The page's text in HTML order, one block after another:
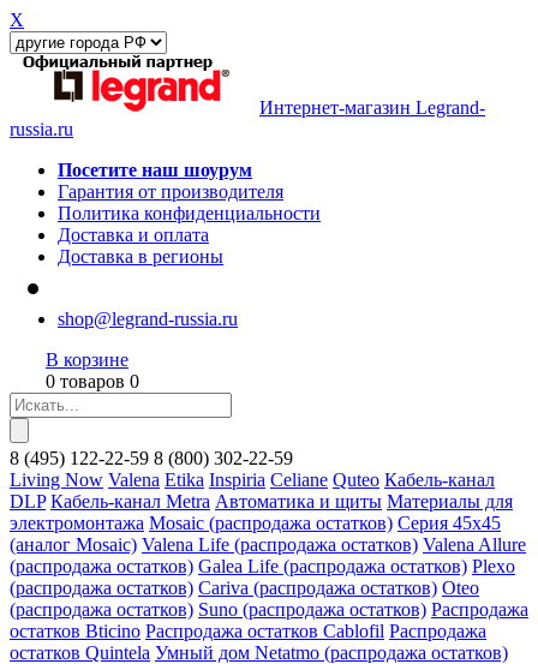
X
Интернет-магазин Legrand-
russia.ru
Посетите наш шоурум
Гарантия от производителя
Политика конфиденциальности
Доставка и оплата
Доставка в регионы
shop@legrand-russia.ru
В корзине
0 товаров 0
8 (495) 122-22-59 8 (800) 302-22-59
Living Now Valena Etika Inspiria Celiane Quteo Кабель-канал
DLP Кабель-канал Metra Автоматика и щиты Материалы для
электромонтажа Mosaic (распродажа остатков) Серия 45х45
(аналог Mosaic) Valena Life (распродажа остатков) Valena Allure
(распродажа остатков) Galea Life (распродажа остатков) Plexo
(распродажа остатков) Cariva (распродажа остатков) Oteo
(распродажа остатков) Suno (распродажа остатков) Распродажа
остатков Bticino Распродажа остатков Cablofil Распродажа
остатков Quintela Умный дом Netatmo (распродажа остатков)